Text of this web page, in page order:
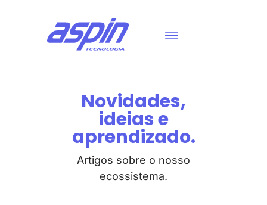
Novidades,
ideias e
aprendizado.
Artigos sobre o nosso
ecossistema.